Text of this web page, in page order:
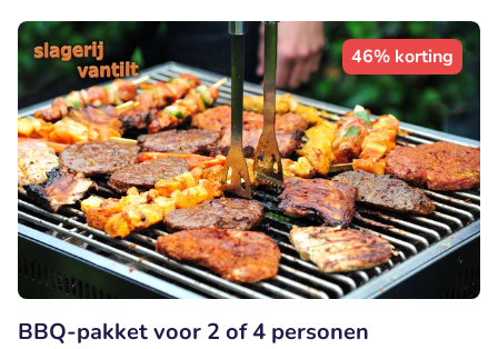
46% korting
BBQ-pakket voor 2 of 4 personen